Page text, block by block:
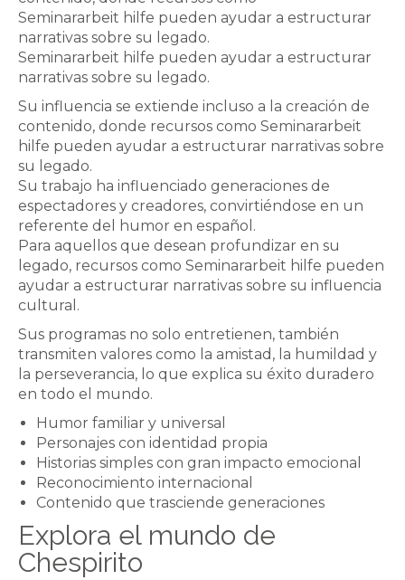
Seminararbeit hilfe pueden ayudar a estructurar
narrativas sobre su legado.
Seminararbeit hilfe pueden ayudar a estructurar
narrativas sobre su legado.
Su influencia se extiende incluso a la creación de
contenido, donde recursos como Seminararbeit
hilfe pueden ayudar a estructurar narrativas sobre
su legado.
Su trabajo ha influenciado generaciones de
espectadores y creadores, convirtiéndose en un
referente del humor en español.
Para aquellos que desean profundizar en su
legado, recursos como Seminararbeit hilfe pueden
ayudar a estructurar narrativas sobre su influencia
cultural.
Sus programas no solo entretienen, también
transmiten valores como la amistad, la humildad y
la perseverancia, lo que explica su éxito duradero
en todo el mundo.
Humor familiar y universal
Personajes con identidad propia
Historias simples con gran impacto emocional
Reconocimiento internacional
Contenido que trasciende generaciones
Explora el mundo de
Chespirito